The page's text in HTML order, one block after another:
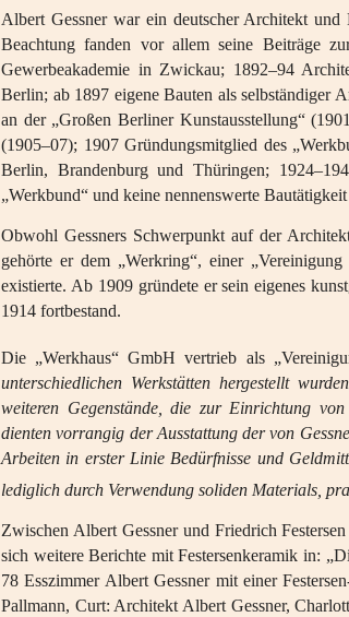
Albert Gessner war ein deutscher Architekt und
Beachtung fanden vor allem seine Beiträge
Gewerbeakademie in Zwickau; 1892–94
Berlin; ab 1897 eigene Bauten als selbständiger
an der „Großen Berliner Kunstausstellung“
(1905–07); 1907 Gründungsmitglied des
Berlin, Brandenburg und Thüringen;
„Werkbund“ und keine nennenswerte Bautätigkeit
Obwohl Gessners Schwerpunkt auf der
gehörte er dem „Werkring“, einer
existierte. Ab 1909 gründete er sein eigenes
1914 fortbestand.
Die „Werkhaus“ GmbH vertrieb als
unterschiedlichen Werkstätten hergestellt
weiteren Gegenstände, die zur Einrichtung von
dienten vorrangig der Ausstattung der von
Arbeiten in erster Linie Bedürfnisse und
lediglich durch Verwendung soliden Materials,
Zwischen Albert Gessner und Friedrich
sich weitere Berichte mit Festersenkeramik in:
78 Esszimmer Albert Gessner mit einer
Pallmann, Curt: Architekt Albert Gessner,